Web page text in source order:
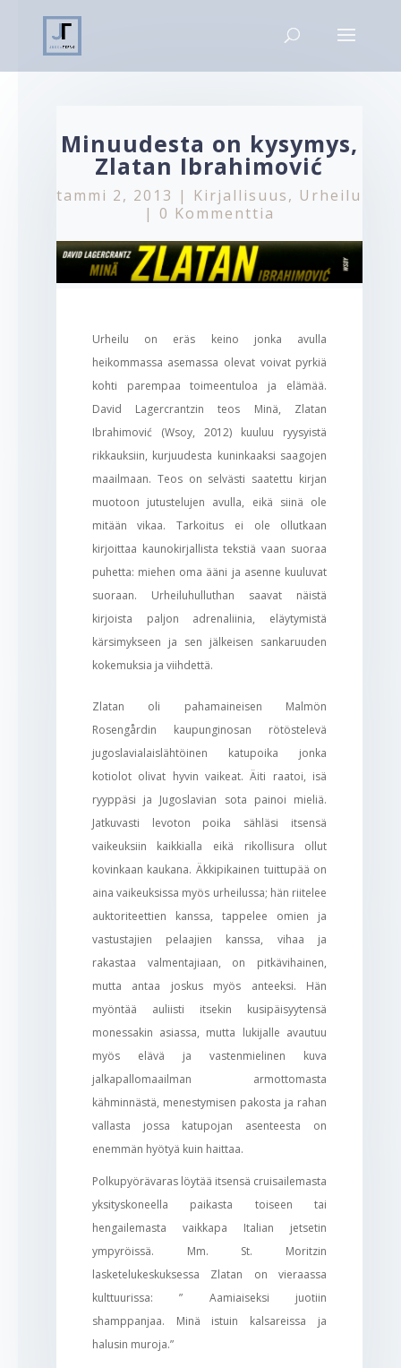
Minuudesta on kysymys,
Zlatan Ibrahimović
tammi 2, 2013 | Kirjallisuus, Urheilu
| 0 Kommenttia
Urheilu on eräs keino jonka avulla
heikommassa asemassa olevat voivat pyrkiä
kohti parempaa toimeentuloa ja elämää.
David Lagercrantzin teos Minä, Zlatan
Ibrahimović (Wsoy, 2012) kuuluu ryysyistä
rikkauksiin, kurjuudesta kuninkaaksi saagojen
maailmaan. Teos on selvästi saatettu kirjan
muotoon jutustelujen avulla, eikä siinä ole
mitään vikaa. Tarkoitus ei ole ollutkaan
kirjoittaa kaunokirjallista tekstiä vaan suoraa
puhetta: miehen oma ääni ja asenne kuuluvat
suoraan. Urheiluhulluthan saavat näistä
kirjoista paljon adrenaliinia, eläytymistä
kärsimykseen ja sen jälkeisen sankaruuden
kokemuksia ja viihdettä.
Zlatan oli pahamaineisen Malmön
Rosengårdin kaupunginosan rötöstelevä
jugoslavialaislähtöinen katupoika jonka
kotiolot olivat hyvin vaikeat. Äiti raatoi, isä
ryyppäsi ja Jugoslavian sota painoi mieliä.
Jatkuvasti levoton poika sähläsi itsensä
vaikeuksiin kaikkialla eikä rikollisura ollut
kovinkaan kaukana. Äkkipikainen tuittupää on
aina vaikeuksissa myös urheilussa; hän riitelee
auktoriteettien kanssa, tappelee omien ja
vastustajien pelaajien kanssa, vihaa ja
rakastaa valmentajiaan, on pitkävihainen,
mutta antaa joskus myös anteeksi. Hän
myöntää auliisti itsekin kusipäisyytensä
monessakin asiassa, mutta lukijalle avautuu
myös elävä ja vastenmielinen kuva
jalkapallomaailman armottomasta
kähminnästä, menestymisen pakosta ja rahan
vallasta jossa katupojan asenteesta on
enemmän hyötyä kuin haittaa.
Polkupyörävaras löytää itsensä cruisailemasta
yksityskoneella paikasta toiseen tai
hengailemasta vaikkapa Italian jetsetin
ympyröissä. Mm. St. Moritzin
lasketelukeskuksessa Zlatan on vieraassa
kulttuurissa: ” Aamiaiseksi juotiin
shamppanjaa. Minä istuin kalsareissa ja
halusin muroja.”